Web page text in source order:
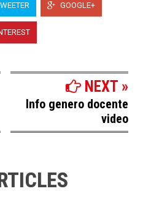
GOOGLE+
NEXT »
Info genero docente
video